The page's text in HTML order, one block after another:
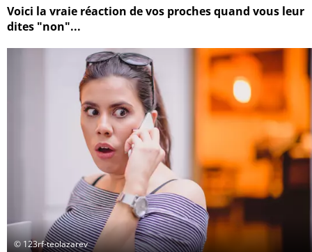
Voici la vraie réaction de vos proches quand vous leur
dites "non"...
© 123rf-teolazarev